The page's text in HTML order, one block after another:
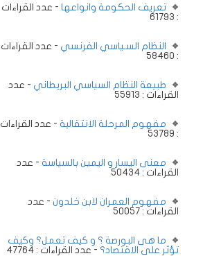
تعريف الحكومة وانواعها - عدد القراءات
: 61793
النظام السـياسي الفرنسي - عدد القراءات
: 58460
طبيعة النظام السياسي البريطاني - عدد
القراءات : 55913
مفهوم المرحلة الانتقالية - عدد القراءات
: 53789
معنى اليسار و اليمين بالسياسة - عدد
القراءات : 50434
مفهوم العمران لابن خلدون - عدد
القراءات : 50057
ما هى البورصة ؟ و كيف تعمل؟ وكيف
تؤثر على الاقتصاد؟ - عدد القراءات : 47764